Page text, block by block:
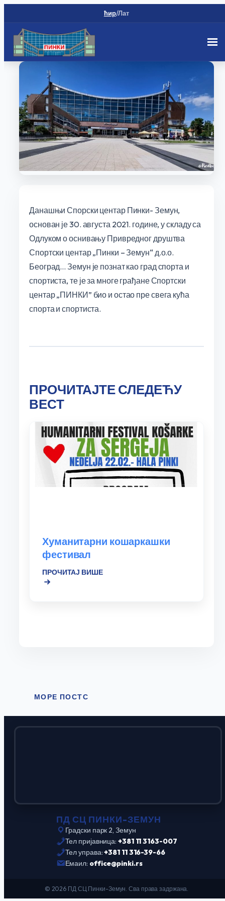
ћир/Лат
Скип
цонтент
Данашњи Спорски центар Пинки- Земун,
основан је 30. августа 2021. године, у складу са
Одлуком о оснивању Привредног друштва
Спортски центар „Пинки – Земун“ д.о.о.
Београд… Земун је познат као град спорта и
спортиста, те је за многе грађане Спортски
центар „ПИНКИ” био и остао пре свега кућа
спорта и спортиста.
ПРОЧИТАЈТЕ СЛЕДЕЋУ
ВЕСТ
Хуманитарни кошаркашки
фестивал
ПРОЧИТАЈ ВИШЕ
МОРЕ ПОСТС
ПД СЦ ПИНКИ-ЗЕМУН
Градски парк 2, Земун
Тел пријавница: +381 11 3163-007
Тел управа:+381 11 316-39-66
Емаил: office@pinki.rs
© 2026 ПД СЦ Пинки-Земун. Сва права задржана.